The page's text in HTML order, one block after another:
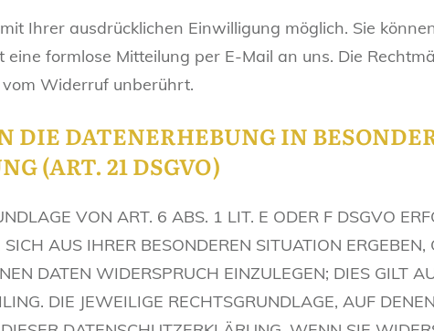
Ihrer ausdrücklichen Einwilligung möglich. Sie
formlose Mitteilung per E-Mail an uns. Die
Widerruf unberührt.
DIE DATENERHEBUNG IN
(ART. 21 DSGVO)
VON ART. 6 ABS. 1 LIT. E ODER F DSGVO
AUS IHRER BESONDEREN SITUATION ERGEBEN,
DATEN WIDERSPRUCH EINZULEGEN; DIES GILT
DIE JEWEILIGE RECHTSGRUNDLAGE, AUF